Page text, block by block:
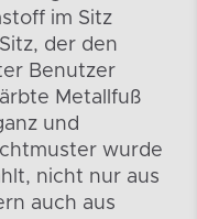
im Sitz
der den
Benutzer
Metallfuß
und
wurde
nicht nur aus
auch aus